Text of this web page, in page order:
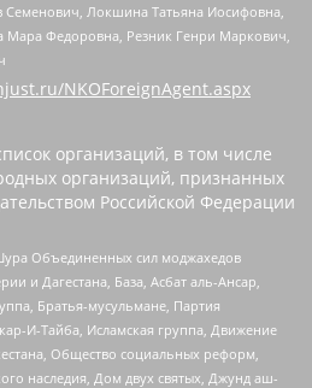
Локшина Татьяна Иосифовна,
Мара Федоровна, Резник Генри Маркович,
NKOForeignAgent.aspx
организаций, в том числе
организаций, признанных
Российской Федерации
Объединенных сил моджахедов
и Дагестана, База, Асбат аль-Ансар,
Братья-мусульмане, Партия
И-Тайба, Исламская группа, Движение
Общество социальных реформ,
наследия, Дом двух святых, Джунд аш-